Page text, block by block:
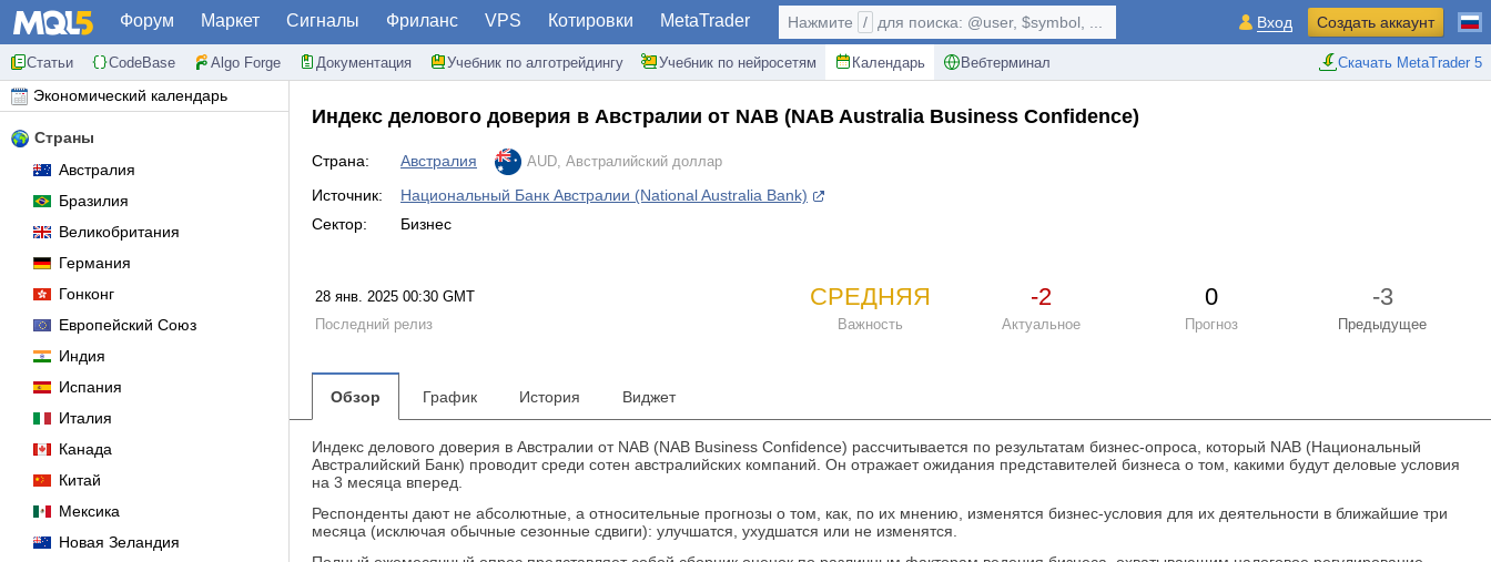
Форум Маркет Сигналы Фриланс VPS Котировки MetaTrader
Статьи CodeBase Algo Forge Документация Учебник по алготрейдингу Учебник по нейросетям Календарь Вебтерминал Скачать MetaTrader 5
Нажмите / для поиска: @user, $symbol, ... Вход Создать аккаунт
Экономический календарь
Страны
Австралия
Бразилия
Великобритания
Германия
Гонконг
Европейский Союз
Индия
Испания
Италия
Канада
Китай
Мексика
Новая Зеландия
Индекс делового доверия в Австралии от NAB (NAB Australia Business Confidence)
Страна: Австралия AUD, Австралийский доллар
Источник:
Национальный Банк Австралии (National Australia Bank)
Сектор:
Бизнес
28 янв. 2025 00:30 GMT СРЕДНЯЯ -2 0 -3
Последний релиз Важность Актуальное Прогноз Предыдущее
Обзор График История Виджет
Индекс делового доверия в Австралии от NAB (NAB Business Confidence) рассчитывается по результатам бизнес-опроса, который NAB (Национальный
Австралийский Банк) проводит среди сотен австралийских компаний. Он отражает ожидания представителей бизнеса о том, какими будут деловые условия
на 3 месяца вперед.
Респонденты дают не абсолютные, а относительные прогнозы о том, как, по их мнению, изменятся бизнес-условия для их деятельности в ближайшие три
месяца (исключая обычные сезонные сдвиги): улучшатся, ухудшатся или не изменятся.